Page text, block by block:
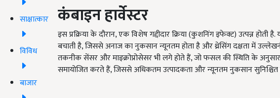
साक्षात्कार
विविध
बाजार
कंबाइनहार्वेस्टर
इस प्रक्रिया के दौरान, एक विशेष गद्दीदार क्रिया (कुशनिंग इफेक्ट) उत्पन्न
बचाती है, जिससे अनाज का नुकसान न्यूनतम होता है और थ्रेसिंग दक्षता में
तकनीक सेंसर और माइक्रोप्रोसेसर भी लगे होते हैं, जो फसल की स्थिति के
समायोजित करते हैं, जिससे अधिकतम उत्पादकता और न्यूनतम नुकसान सुनिश्चित